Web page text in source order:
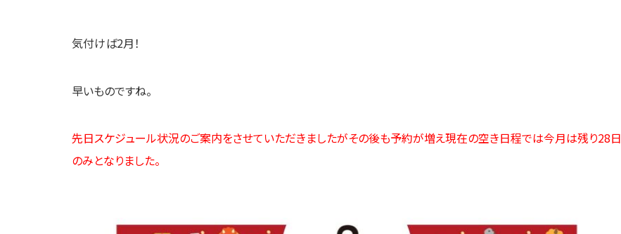
気付けば2月！
早いものですね。
先日スケジュール状況のご案内をさせていただきましたがその後も予約が増え現在の空き日程では今月は残り28日
のみとなりました。